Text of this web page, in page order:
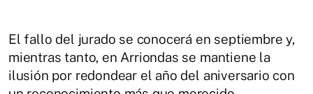
El fallo del jurado se conocerá en septiembre y,
mientras tanto, en Arriondas se mantiene la
ilusión por redondear el año del aniversario con